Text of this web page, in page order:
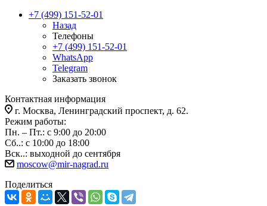
+7 (499) 151-52-01
Назад
Телефоны
+7 (499) 151-52-01
WhatsApp
Telegram
Заказать звонок
Контактная информация
г. Москва, Ленинградский проспект, д. 62.
Режим работы:
Пн. – Пт.: с 9:00 до 20:00
Сб..: с 10:00 до 18:00
Вск..: выходной до сентября
moscow@mir-nagrad.ru
Поделиться